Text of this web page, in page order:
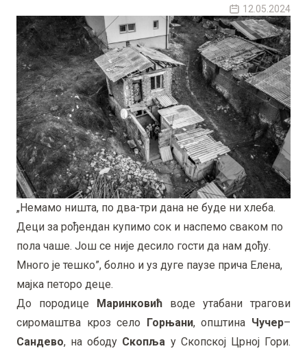
12.05.2024
„Немамо ништа, по два-три дана не буде ни хлеба.
Деци за рођендан купимо сок и наспемо сваком по
пола чаше. Још се није десило гости да нам дођу.
Много је тешко”, болно и уз дуге паузе прича Елена,
мајка петоро деце.
До породице Маринковић воде утабани трагови
сиромаштва кроз село Горњани, општина Чучер–
Сандево, на ободу Скопља у Скопској Црној Гори.